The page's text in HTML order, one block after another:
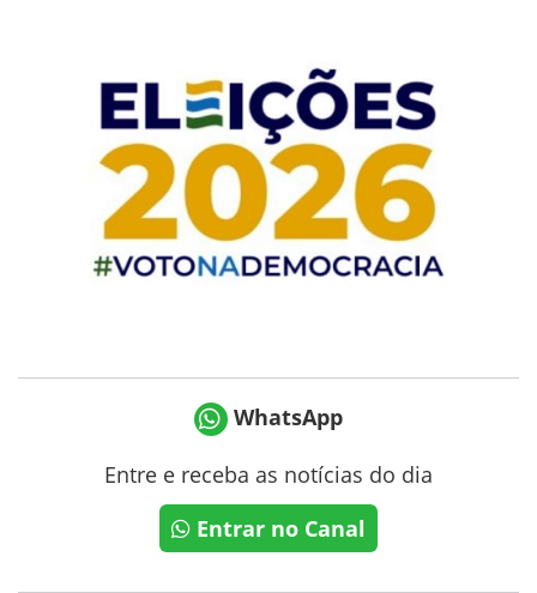
WhatsApp
Entre e receba as notícias do dia
Entrar no Canal